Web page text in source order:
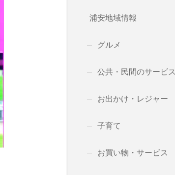
浦安地域情報
グルメ
公共・民間のサービス
お出かけ・レジャー
子育て
お買い物・サービス